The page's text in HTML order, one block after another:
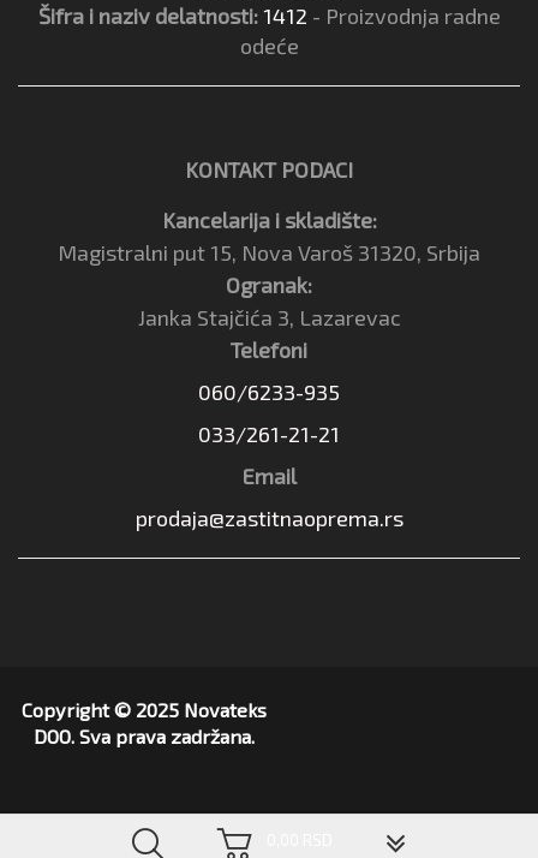
Šifra i naziv delatnosti: 1412 - Proizvodnja radne
odeće
KONTAKT PODACI
Kancelarija i skladište:
Magistralni put 15, Nova Varoš 31320, Srbija
Ogranak:
Janka Stajčića 3, Lazarevac
Telefoni
060/6233-935
033/261-21-21
Email
prodaja@zastitnaoprema.rs
Copyright © 2025 Novateks
DOO. Sva prava zadržana.
▼